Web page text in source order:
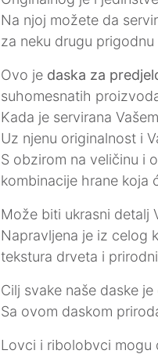
Na njoj možete da
za neku drugu
Ovo je daska za
suhomesnatih
Kada je servirana
Uz njenu originalnost i
S obzirom na veličinu i
kombinacije hrane koja
Može biti ukrasni detalj
Napravljena je iz celog
tekstura drveta i
Cilj svake naše daske
Sa ovom daskom
Lovci i ribolobvci mogu